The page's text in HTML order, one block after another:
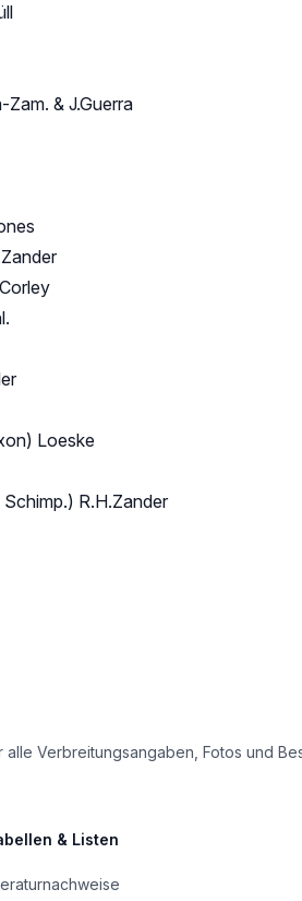
& J.Guerra
Loeske
R.H.Zander
alle Verbreitungsangaben, Fotos und
& Listen